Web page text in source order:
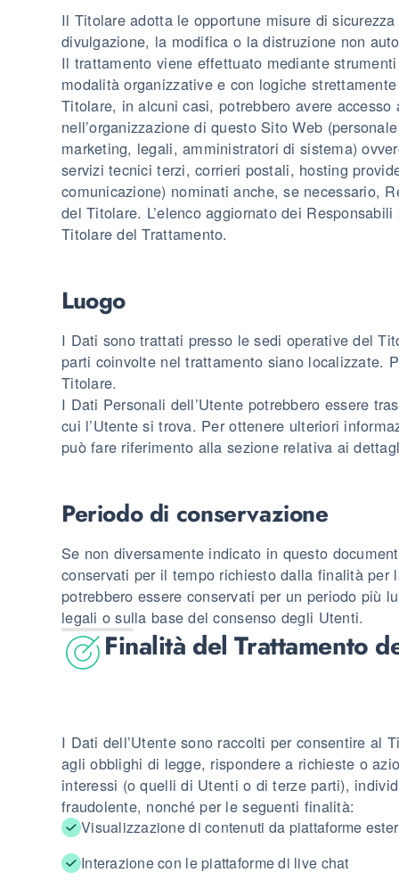
Il Titolare adotta le opportune misure di
divulgazione, la modifica o la distruzione non
Il trattamento viene effettuato mediante
modalità organizzative e con logiche
Titolare, in alcuni casi, potrebbero avere
nell’organizzazione di questo Sito Web
marketing, legali, amministratori di sistema)
servizi tecnici terzi, corrieri postali, hosting
comunicazione) nominati anche, se necessario,
del Titolare. L’elenco aggiornato dei
Titolare del Trattamento.
Luogo
I Dati sono trattati presso le sedi operative del
parti coinvolte nel trattamento siano localizzate.
Titolare.
I Dati Personali dell’Utente potrebbero essere
cui l’Utente si trova. Per ottenere ulteriori
può fare riferimento alla sezione relativa ai
Periodo di conservazione
Se non diversamente indicato in questo
conservati per il tempo richiesto dalla finalità per
potrebbero essere conservati per un periodo più
legali o sulla base del consenso degli Utenti.
Finalità del Trattamento
I Dati dell’Utente sono raccolti per consentire al
agli obblighi di legge, rispondere a richieste o
interessi (o quelli di Utenti o di terze parti),
fraudolente, nonché per le seguenti finalità:
Visualizzazione di contenuti da piattaforme
Interazione con le piattaforme di live chat